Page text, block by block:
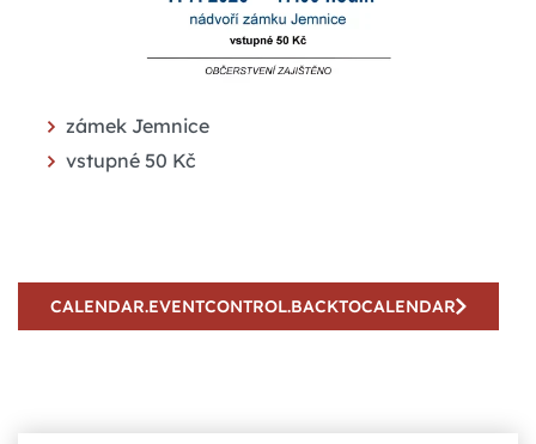
zámek Jemnice
vstupné 50 Kč
CALENDAR.EVENTCONTROL.BACKTOCALENDAR